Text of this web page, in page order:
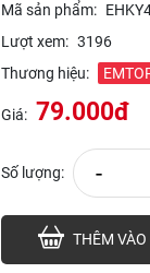
Mã sản phẩm:
Lượt xem: 3196
Thương hiệu:
Giá: 79.000đ
Số lượng: -
THÊM VÀO